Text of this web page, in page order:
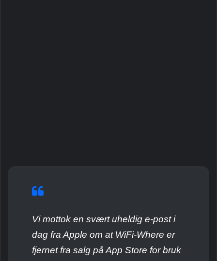
Vi mottok en svært uheldig e-post i
dag fra Apple om at WiFi-Where er
fjernet fra salg på App Store for bruk